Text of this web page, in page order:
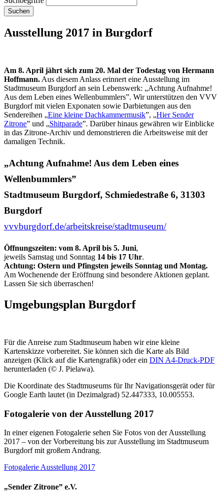
Suchen
Ausstellung 2017 in Burgdorf
Am 8. April jährt sich zum 20. Mal der Todestag von Hermann
Hoffmann. Aus diesem Anlass erinnert eine Ausstellung im
Stadtmuseum Burgdorf an sein Lebenswerk: „Achtung Aufnahme!
Aus dem Leben eines Wellenbummlers”. Wir unterstützen den VVV
Burgdorf mit vielen Exponaten sowie Darbietungen aus den
Sendereihen „Eine kleine Dachkammermusik”, „Hier Sender
Zitrone” und „Shitparade”. Darüber hinaus gewähren wir Einblicke
in das Zitrone-Archiv und demonstrieren die Arbeitsweise mit der
damaligen Technik.
„Achtung Aufnahme! Aus dem Leben eines
Wellenbummlers”
Stadtmuseum Burgdorf, Schmiedestraße 6, 31303
Burgdorf
vvvburgdorf.de/arbeitskreise/stadtmuseum/
Öffnungszeiten: vom 8. April bis 5. Juni,
jeweils Samstag und Sonntag 14 bis 17 Uhr.
Achtung: Ostern und Pfingsten jeweils Sonntag und Montag.
Am Wochenende der Eröffnung sind besondere Aktionen geplant.
Lassen Sie sich überraschen!
Umgebungsplan Burgdorf
Für die Anreise zum Stadtmuseum haben wir eine kleine
Kartenskizze vorbereitet. Sie können sich die Karte als Bild
anzeigen (Klick auf die Kartengrafik) oder ein DIN A4-Druck-PDF
herunterladen (© J. Pielawa).
Die Koordinate des Stadtmuseums für Ihr Navigationsgerät oder für
Google Earth lautet (in Dezimalgrad) 52.447333, 10.005553.
Fotogalerie von der Ausstellung 2017
In einer eigenen Fotogalerie sehen Sie Fotos von der Ausstellung
2017 – von der Vorbereitung bis zur Ausstellung im Stadtmuseum
Burgdorf mit großem Andrang.
Fotogalerie Ausstellung 2017
„Sender Zitrone” e.V.